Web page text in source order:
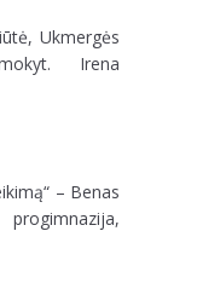
Ukmergės
Irena
– Benas
progimnazija,